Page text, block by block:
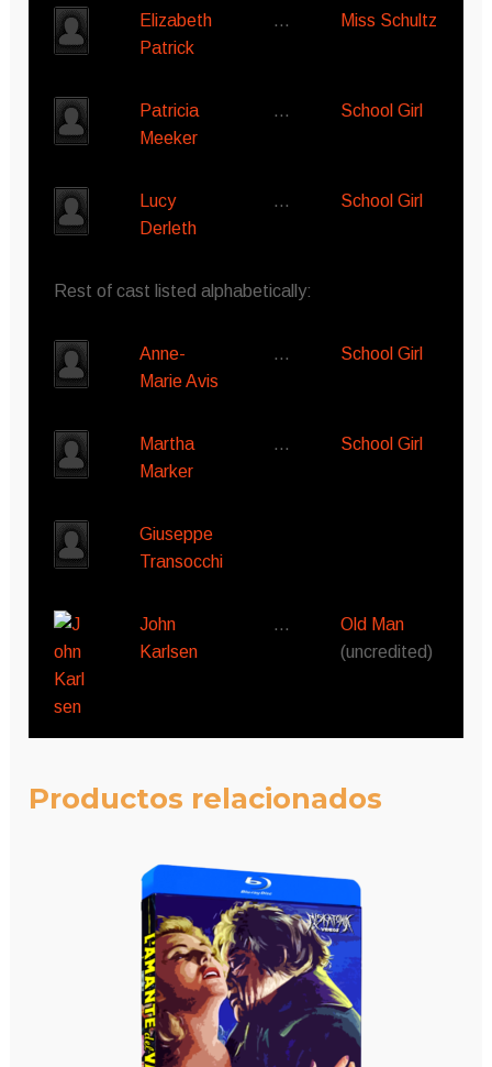
Elizabeth
Patrick
… Miss Schultz
Patricia
Meeker
… School Girl
Lucy
Derleth
… School Girl
Rest of cast listed alphabetically:
Anne-
Marie Avis
… School Girl
Martha
Marker
… School Girl
Giuseppe
Transocchi
John
Karlsen
…
Old Man
(uncredited)
Productos relacionados